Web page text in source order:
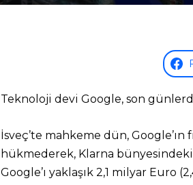
Teknoloji devi Google, son
İsveç’te mahkeme dün,
hükmederek, Klarna
Google’ı yaklaşık 2,1 milyar Euro